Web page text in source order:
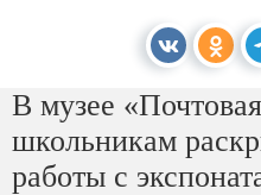
В музее
школьникам
работы с